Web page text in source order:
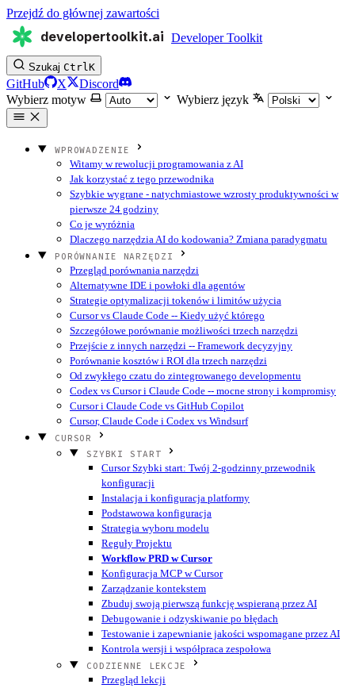
Przejdź do głównej zawartości
developertoolkit.ai Developer Toolkit
Szukaj CtrlK
GitHub X
Discord
Wybierz motyw
Wybierz język
WPROWADZENIE
Witamy w rewolucji programowania z AI
Jak korzystać z tego przewodnika
Szybkie wygrane - natychmiastowe wzrosty produktywności w
pierwsze 24 godziny
Co je wyróżnia
Dlaczego narzędzia AI do kodowania? Zmiana paradygmatu
PORÓWNANIE NARZĘDZI
Przegląd porównania narzędzi
Alternatywne IDE i powłoki dla agentów
Strategie optymalizacji tokenów i limitów użycia
Cursor vs Claude Code -- Kiedy użyć którego
Szczegółowe porównanie możliwości trzech narzędzi
Przejście z innych narzędzi -- Framework decyzyjny
Porównanie kosztów i ROI dla trzech narzędzi
Od zwykłego czatu do zintegrowanego developmentu
Codex vs Cursor i Claude Code -- mocne strony i kompromisy
Cursor i Claude Code vs GitHub Copilot
Cursor, Claude Code i Codex vs Windsurf
CURSOR
SZYBKI START
Cursor Szybki start: Twój 2-godzinny przewodnik
konfiguracji
Instalacja i konfiguracja platformy
Podstawowa konfiguracja
Strategia wyboru modelu
Reguły Projektu
Workflow PRD w Cursor
Konfiguracja MCP w Cursor
Zarządzanie kontekstem
Zbuduj swoją pierwszą funkcję wspieraną przez AI
Debugowanie i odzyskiwanie po błędach
Testowanie i zapewnianie jakości wspomagane przez AI
Kontrola wersji i współpraca zespołowa
CODZIENNE LEKCJE
Przegląd lekcji